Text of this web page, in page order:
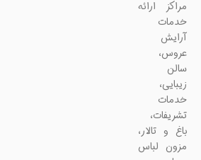
مراکز ارائه
خدمات
آرایش
عروس،
سالن
زیبایی،
خدمات
تشریفات،
باغ و تالار،
مزون لباس